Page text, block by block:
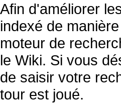
Afin d'améliorer
indexé de
moteur de
le Wiki. Si vous
de saisir votre
tour est joué.